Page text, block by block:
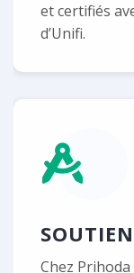
et certifiés
d’Unifi.
Chez